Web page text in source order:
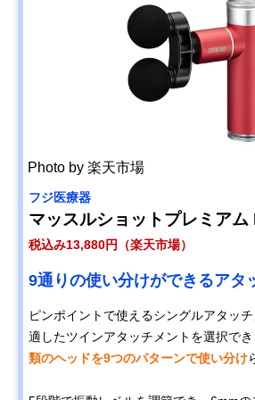
Photo by 楽天市場
フジ医療器
マッスルショットプレミアム
税込み13,880円（楽天市場）
9通りの使い分けができるアタ
ピンポイントで使えるシングルアタッ
適したツインアタッチメントを選択でき
類のヘッドを9つのパターンで使い分け